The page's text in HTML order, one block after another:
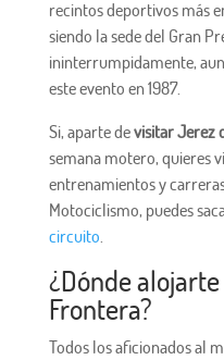
recintos deportivos más
siendo la sede del Gran
ininterrumpidamente,
este evento en 1987.
Si, aparte devisitar Jerez
semana motero, quieres
entrenamientos y
Motociclismo, puedes
circuito
¿Dónde
Frontera?
Todos los aficionados al